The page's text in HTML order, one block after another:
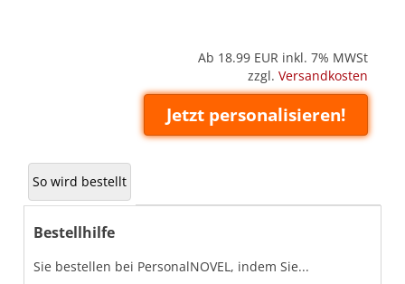
Ab 18.99 EUR inkl. 7% MWSt
zzgl. Versandkosten
Jetzt personalisieren!
So wird bestellt
Bestellhilfe
Sie bestellen bei PersonalNOVEL, indem Sie...